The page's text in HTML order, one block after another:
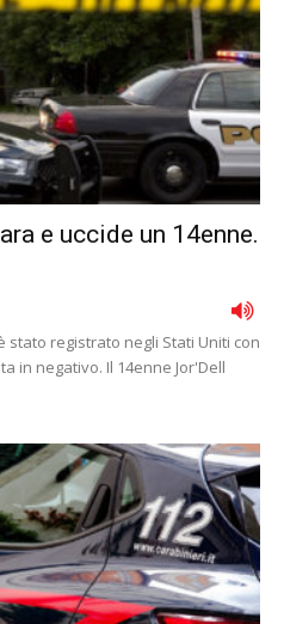
e uccide un 14enne.
registrato negli Stati Uniti con
in negativo. Il 14enne Jor'Dell